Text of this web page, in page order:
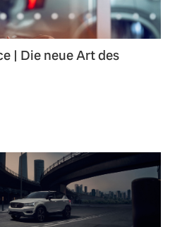
| Die neue Art des